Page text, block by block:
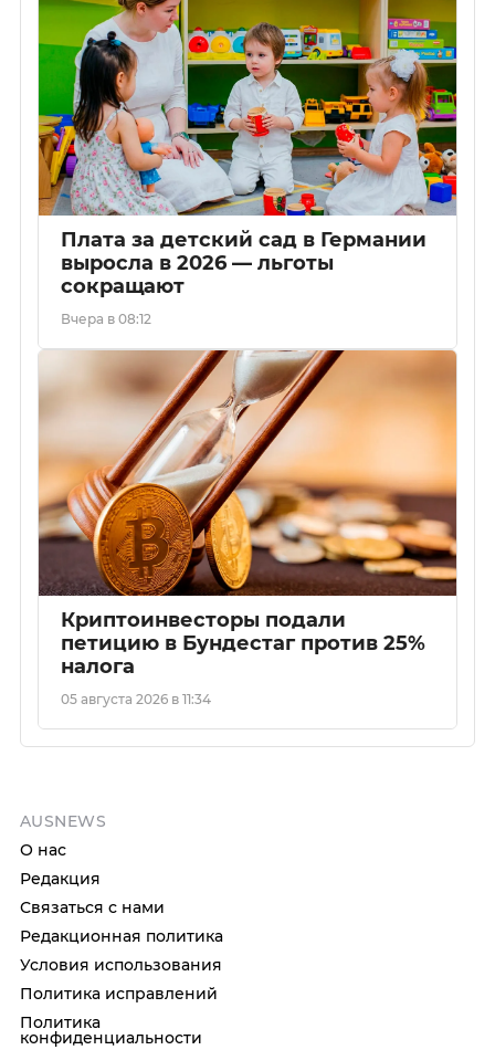
Плата за детский сад в Германии
выросла в 2026 — льготы
сокращают
Вчера в 08:12
Криптоинвесторы подали
петицию в Бундестаг против 25%
налога
05 августа 2026 в 11:34
AUSNEWS
О нас
Редакция
Связаться с нами
Редакционная политика
Условия использования
Политика исправлений
Политика
конфиденциальности